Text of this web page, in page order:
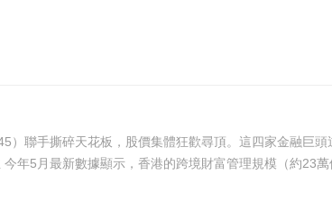
聯手撕碎天花板，股價集體狂歡尋頂。這四家金融巨
金融業含金量最高的黃金聖杯——財富管理業務。 跨境財富中心的王座易主 今年5月最新數據顯示，香港的跨境